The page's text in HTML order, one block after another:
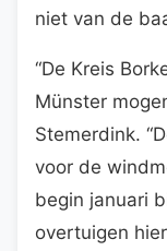
niet van de
“De Kreis
Münster
Stemerdink.
voor de
begin januari
overtuigen